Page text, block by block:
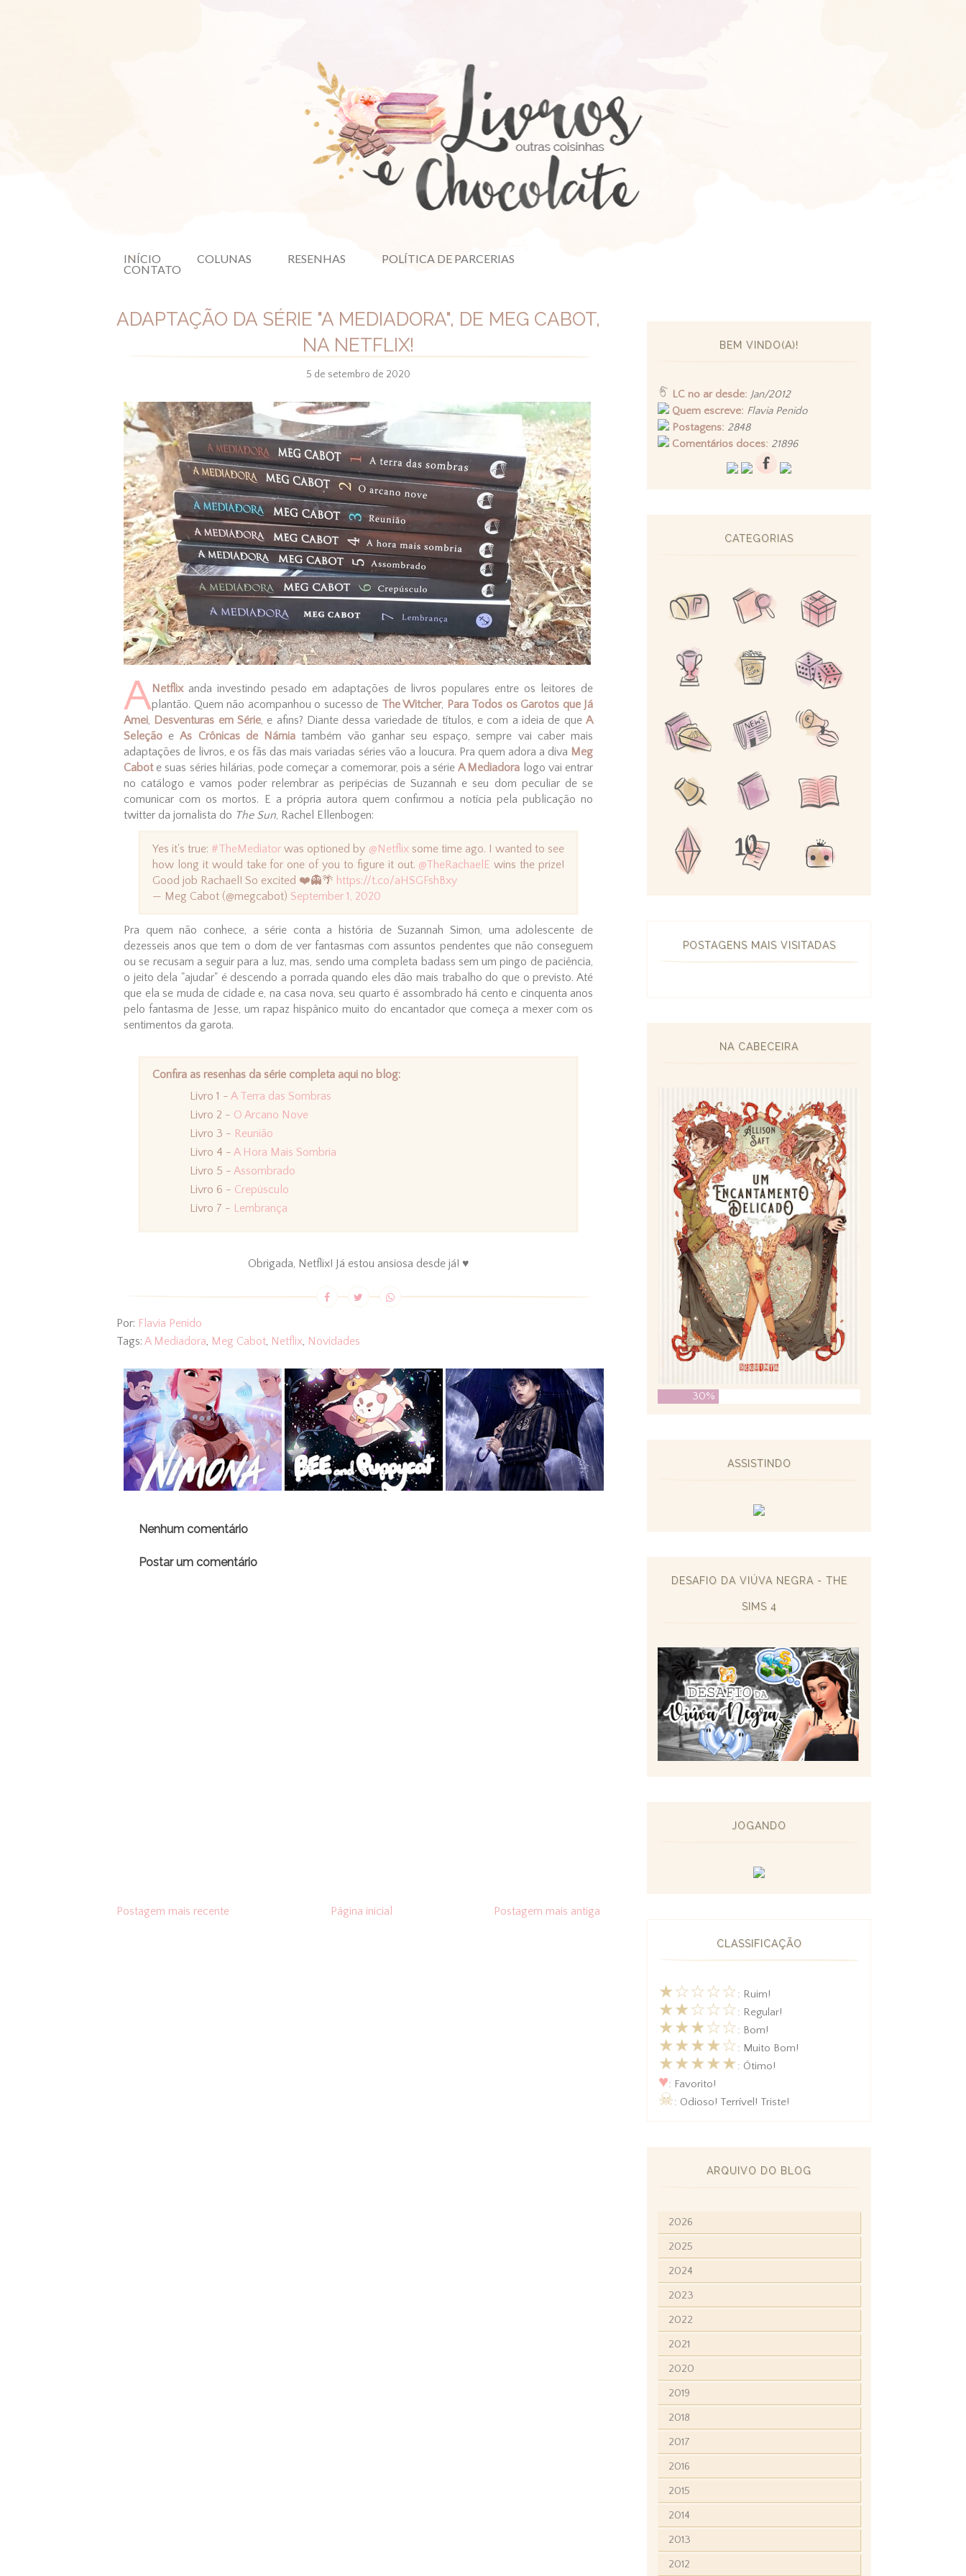
INÍCIO COLUNAS RESENHAS POLÍTICA DE PARCERIAS
CONTATO
ADAPTAÇÃO DA SÉRIE "A MEDIADORA", DE MEG CABOT,
NA NETFLIX!
5 de setembro de 2020
ANetflix anda investindo pesado em adaptações de livros populares entre os leitores de
plantão. Quem não acompanhou o sucesso de The Witcher, Para Todos os Garotos que Já
Amei Desventuras em Série , e afins? Diante dessa variedade de títulos, e com a ideia de queA
Seleção eAs Crônicas de Nárnia também vão ganhar seu espaço, sempre vai caber mais
adaptações de livros, e os fãs das mais variadas séries vão a loucura. Pra quem adora a diva Meg
Cabot e suas séries hilárias, pode começar a comemorar, pois a sérieA Mediadora logo vai entrar
no catálogo e vamos poder relembrar as peripécias de Suzannah e seu dom peculiar de se
comunicar com os mortos. E a própria autora quem confirmou a notícia pela publicação no
twitter da jornalista do The Sun , Rachel Ellenbogen:
Yes it's true: #TheMediator was optioned by @Netflixsome time ago. I wanted to see
how long it would take for one of you to figure it out. @TheRachaelE wins the prize!
Good job Rachael! So excited ❤️👻🌴 https://t.co/aHSGFshBxy
— Meg Cabot (@megcabot) September 1, 2020
Pra quem não conhece, a série conta a história de Suzannah Simon, uma adolescente de
dezesseis anos que tem o dom de ver fantasmas com assuntos pendentes que não conseguem
ou se recusam a seguir para a luz, mas, sendo uma completa badass sem um pingo de paciência,
o jeito dela "ajudar" é descendo a porrada quando eles dão mais trabalho do que o previsto. Até
que ela se muda de cidade e, na casa nova, seu quarto é assombrado há cento e cinquenta anos
pelo fantasma de Jesse, um rapaz hispânico muito do encantador que começa a mexer com os
sentimentos da garota.
Confira as resenhas da série completa aqui no blog:
Livro 1 - A Terra das Sombras
Livro 2 - O Arcano Nove
Livro 3 - Reunião
Livro 4 - A Hora Mais Sombria
Livro 5 - Assombrado
Livro 6 - Crepúsculo
Livro 7 - Lembrança
Obrigada, Netflix! Já estou ansiosa desde já! ♥
Por: Flavia Penido
Tags: A Mediadora Meg Cabot Netflix Novidades
Nenhum comentário
Postar um comentário
Postagem mais recente Postagem mais antiga
Página inicial
BEM VINDO(A)!
LC no ar desde: Jan/2012
Quem escreve: Flavia Penido
Postagens: 2848
Comentários doces: 21896
CATEGORIAS
POSTAGENS MAIS VISITADAS
NA CABECEIRA
30%
ASSISTINDO
DESAFIO DA VIÚVA NEGRA - THE
SIMS 4
JOGANDO
CLASSIFICAÇÃO
★☆☆☆☆: Ruim!
★★☆☆☆: Regular!
★★★☆☆: Bom!
★★★★☆: Muito Bom!
★★★★★: Ótimo!
♥: Favorito!
☠: Odioso! Terrível! Triste!
ARQUIVO DO BLOG
2026
2025
2024
2023
2022
2021
2020
2019
2018
2017
2016
2015
2014
2013
2012